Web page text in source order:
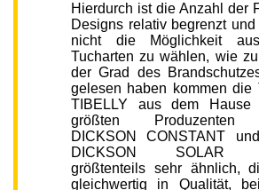
Hierdurch ist die Anzahl der
Designs relativ begrenzt
nicht die Möglichkeit
Tucharten zu wählen, wie
der Grad des
gelesen haben kommen die
TIBELLY aus dem Hause
größten Produzenten
DICKSON CONSTANT
DICKSON SOLAR
größtenteils sehr ähnlich,
gleichwertig in Qualität,